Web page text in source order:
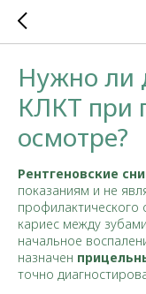
Нужно ли
КЛКТ при
осмотре?
Рентгеновские
показаниям и не
профилактического
кариес между
начальное
назначен
точно